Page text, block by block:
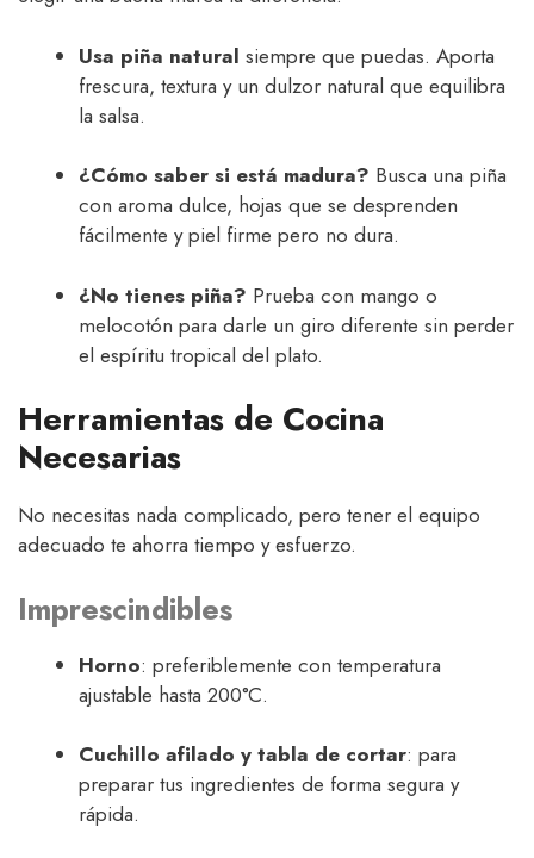
Usa piña natural siempre que puedas. Aporta
frescura, textura y un dulzor natural que equilibra
la salsa.
¿Cómo saber si está madura? Busca una piña
con aroma dulce, hojas que se desprenden
fácilmente y piel firme pero no dura.
¿No tienes piña? Prueba con mango o
melocotón para darle un giro diferente sin perder
el espíritu tropical del plato.
Herramientas de Cocina
Necesarias
No necesitas nada complicado, pero tener el equipo
adecuado te ahorra tiempo y esfuerzo.
Imprescindibles
Horno: preferiblemente con temperatura
ajustable hasta 200°C.
Cuchillo afilado y tabla de cortar: para
preparar tus ingredientes de forma segura y
rápida.